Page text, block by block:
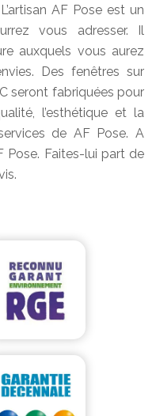
AF Pose est un
vous adresser. Il
auxquels vous aurez
Des fenêtres sur
seront fabriquées pour
l’esthétique et la
de AF Pose. A
Pose. Faites-lui part de